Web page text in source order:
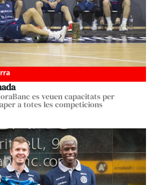
es veuen capacitats per
a totes les competicions